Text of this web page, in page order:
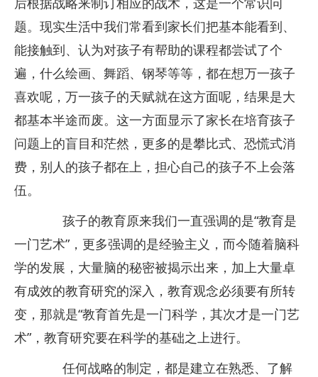
题。现实生活中我们常看到家长们把基本能看到、
能接触到、认为对孩子有帮助的课程都尝试了个
遍，什么绘画、舞蹈、钢琴等等，都在想万一孩子
喜欢呢，万一孩子的天赋就在这方面呢，结果是大
都基本半途而废。这一方面显示了家长在培育孩子
问题上的盲目和茫然，更多的是攀比式、恐慌式消
费，别人的孩子都在上，担心自己的孩子不上会落
伍。
孩子的教育原来我们一直强调的是“教育是
一门艺术”，更多强调的是经验主义，而今随着脑科
学的发展，大量脑的秘密被揭示出来，加上大量卓
有成效的教育研究的深入，教育观念必须要有所转
变，那就是“教育首先是一门科学，其次才是一门艺
术”，教育研究要在科学的基础之上进行。
任何战略的制定，都是建立在熟悉、了解